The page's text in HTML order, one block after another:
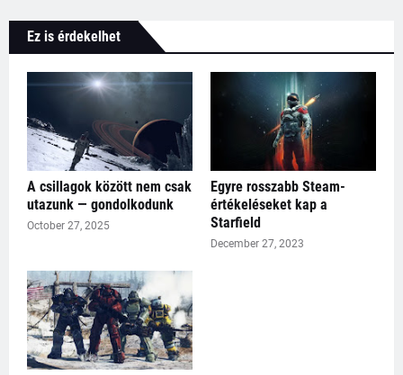
Ez is érdekelhet
A csillagok között nem csak
utazunk — gondolkodunk
October 27, 2025
Egyre rosszabb Steam-
értékeléseket kap a
Starfield
December 27, 2023